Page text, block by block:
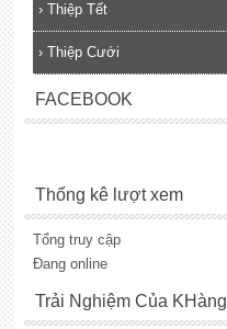
› Thiệp Tết
› Thiệp Cưới
FACEBOOK
Thống kê lượt xem
Tổng truy cập
Đang online
Trải Nghiệm Của KHàng